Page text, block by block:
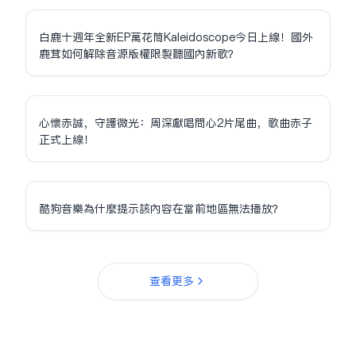
白鹿十週年全新EP萬花筒Kaleidoscope今日上線！國外
鹿茸如何解除音源版權限制聽國內新歌？
心懷赤誠，守護微光：周深獻唱問心2片尾曲，歌曲赤子
正式上線！
酷狗音樂為什麼提示該內容在當前地區無法播放？
查看更多